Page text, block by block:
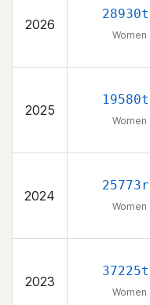
2026
Women
2025
Women
2024
Women
2023
Women